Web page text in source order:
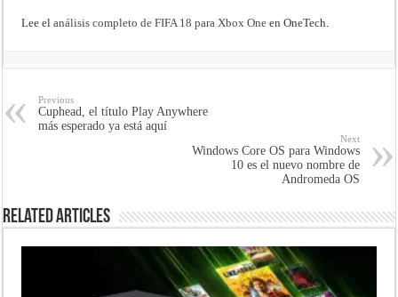
Lee elanálisis completo de FIFA 18 para Xbox One en OneTech.
Previous
Cuphead, el título Play Anywhere
más esperado ya está aquí
Next
Windows Core OS para Windows
10 es el nuevo nombre de
Andromeda OS
Related Articles